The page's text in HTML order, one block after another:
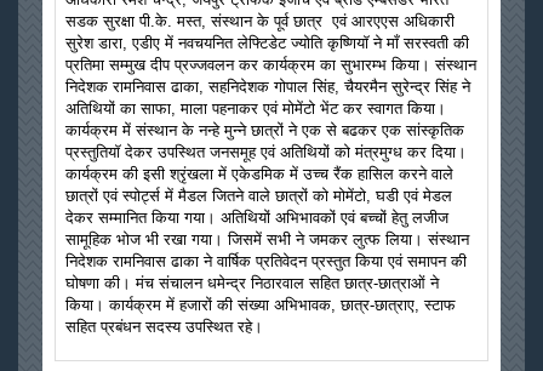
सडक सुरक्षा पी.के. मस्त, संस्थान के पूर्व छात्र एवं आरएएस अधिकारी
सुरेश डारा, एडीए में नवचयनित लेफ्टिडेट ज्योति कृष्णियॉ ने माँ सरस्वती की
प्रतिमा सम्मुख दीप प्रज्जवलन कर कार्यक्रम का सुभारम्भ किया। संस्थान
निदेशक रामनिवास ढाका, सहनिदेशक गोपाल सिंह, चैयरमैन सुरेन्द्र सिंह ने
अतिथियों का साफा, माला पहनाकर एवं मोमेंटो भेंट कर स्वागत किया।
कार्यक्रम में संस्थान के नन्हे मुन्ने छात्रों ने एक से बढकर एक सांस्कृतिक
प्रस्तुतियॉ देकर उपस्थित जनसमूह एवं अतिथियों को मंत्रमुग्ध कर दिया।
कार्यक्रम की इसी श्रृंखला में एकेडमिक में उच्च रैंक हासिल करने वाले
छात्रों एवं स्पोर्ट्स में मैडल जितने वाले छात्रों को मोमेंटो, घडी एवं मेडल
देकर सम्मानित किया गया। अतिथियों अभिभावकों एवं बच्चों हेतु लजीज
सामूहिक भोज भी रखा गया। जिसमें सभी ने जमकर लुत्फ लिया। संस्थान
निदेशक रामनिवास ढाका ने वार्षिक प्रतिवेदन प्रस्तुत किया एवं समापन की
घोषणा की। मंच संचालन धमेन्द्र निठारवाल सहित छात्र-छात्राओं ने
किया। कार्यक्रम में हजारों की संख्या अभिभावक, छात्र-छात्राए, स्टाफ
सहित प्रबंधन सदस्य उपस्थित रहे।